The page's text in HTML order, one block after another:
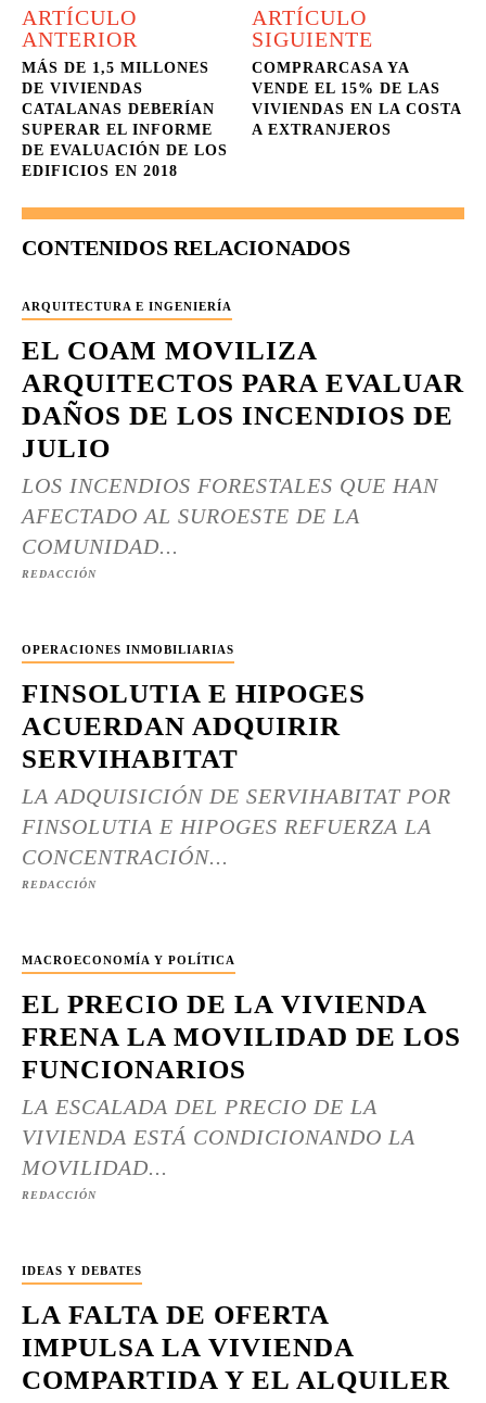
ARTÍCULO
ANTERIOR
MÁS DE 1,5 MILLONES
DE VIVIENDAS
CATALANAS DEBERÍAN
SUPERAR EL INFORME
DE EVALUACIÓN DE LOS
EDIFICIOS EN 2018
ARTÍCULO
SIGUIENTE
COMPRARCASA YA
VENDE EL 15% DE LAS
VIVIENDAS EN LA COSTA
A EXTRANJEROS
CONTENIDOS RELACIONADOS
ARQUITECTURA E INGENIERÍA
EL COAM MOVILIZA
ARQUITECTOS PARA EVALUAR
DAÑOS DE LOS INCENDIOS DE
JULIO
LOS INCENDIOS FORESTALES QUE HAN
AFECTADO AL SUROESTE DE LA
COMUNIDAD...
REDACCIÓN
OPERACIONES INMOBILIARIAS
FINSOLUTIA E HIPOGES
ACUERDAN ADQUIRIR
SERVIHABITAT
LA ADQUISICIÓN DE SERVIHABITAT POR
FINSOLUTIA E HIPOGES REFUERZA LA
CONCENTRACIÓN...
REDACCIÓN
MACROECONOMÍA Y POLÍTICA
EL PRECIO DE LA VIVIENDA
FRENA LA MOVILIDAD DE LOS
FUNCIONARIOS
LA ESCALADA DEL PRECIO DE LA
VIVIENDA ESTÁ CONDICIONANDO LA
MOVILIDAD...
REDACCIÓN
IDEAS Y DEBATES
LA FALTA DE OFERTA
IMPULSA LA VIVIENDA
COMPARTIDA Y EL ALQUILER